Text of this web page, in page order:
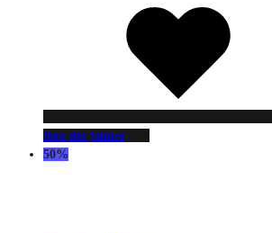
liste des jaimes
50%